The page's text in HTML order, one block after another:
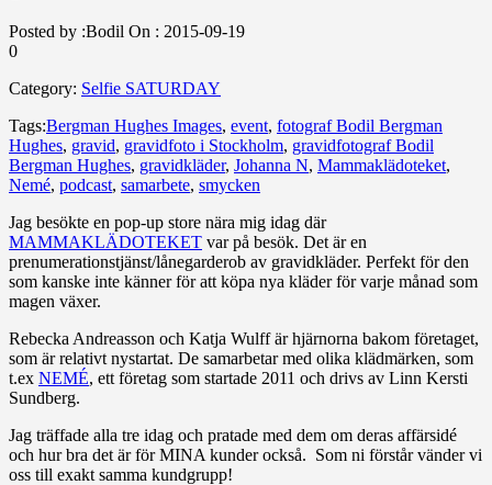
Posted by :Bodil On : 2015-09-19
0
Category: Selfie SATURDAY
Tags:Bergman Hughes Images, event, fotograf Bodil Bergman
Hughes, gravid, gravidfoto i Stockholm, gravidfotograf Bodil
Bergman Hughes, gravidkläder, Johanna N, Mammaklädoteket,
Nemé, podcast, samarbete, smycken
Jag besökte en pop-up store nära mig idag där
MAMMAKLÄDOTEKET var på besök. Det är en
prenumerationstjänst/lånegarderob av gravidkläder. Perfekt för den
som kanske inte känner för att köpa nya kläder för varje månad som
magen växer.
Rebecka Andreasson och Katja Wulff är hjärnorna bakom företaget,
som är relativt nystartat. De samarbetar med olika klädmärken, som
t.ex NEMÉ, ett företag som startade 2011 och drivs av Linn Kersti
Sundberg.
Jag träffade alla tre idag och pratade med dem om deras affärsidé
och hur bra det är för MINA kunder också. Som ni förstår vänder vi
oss till exakt samma kundgrupp!